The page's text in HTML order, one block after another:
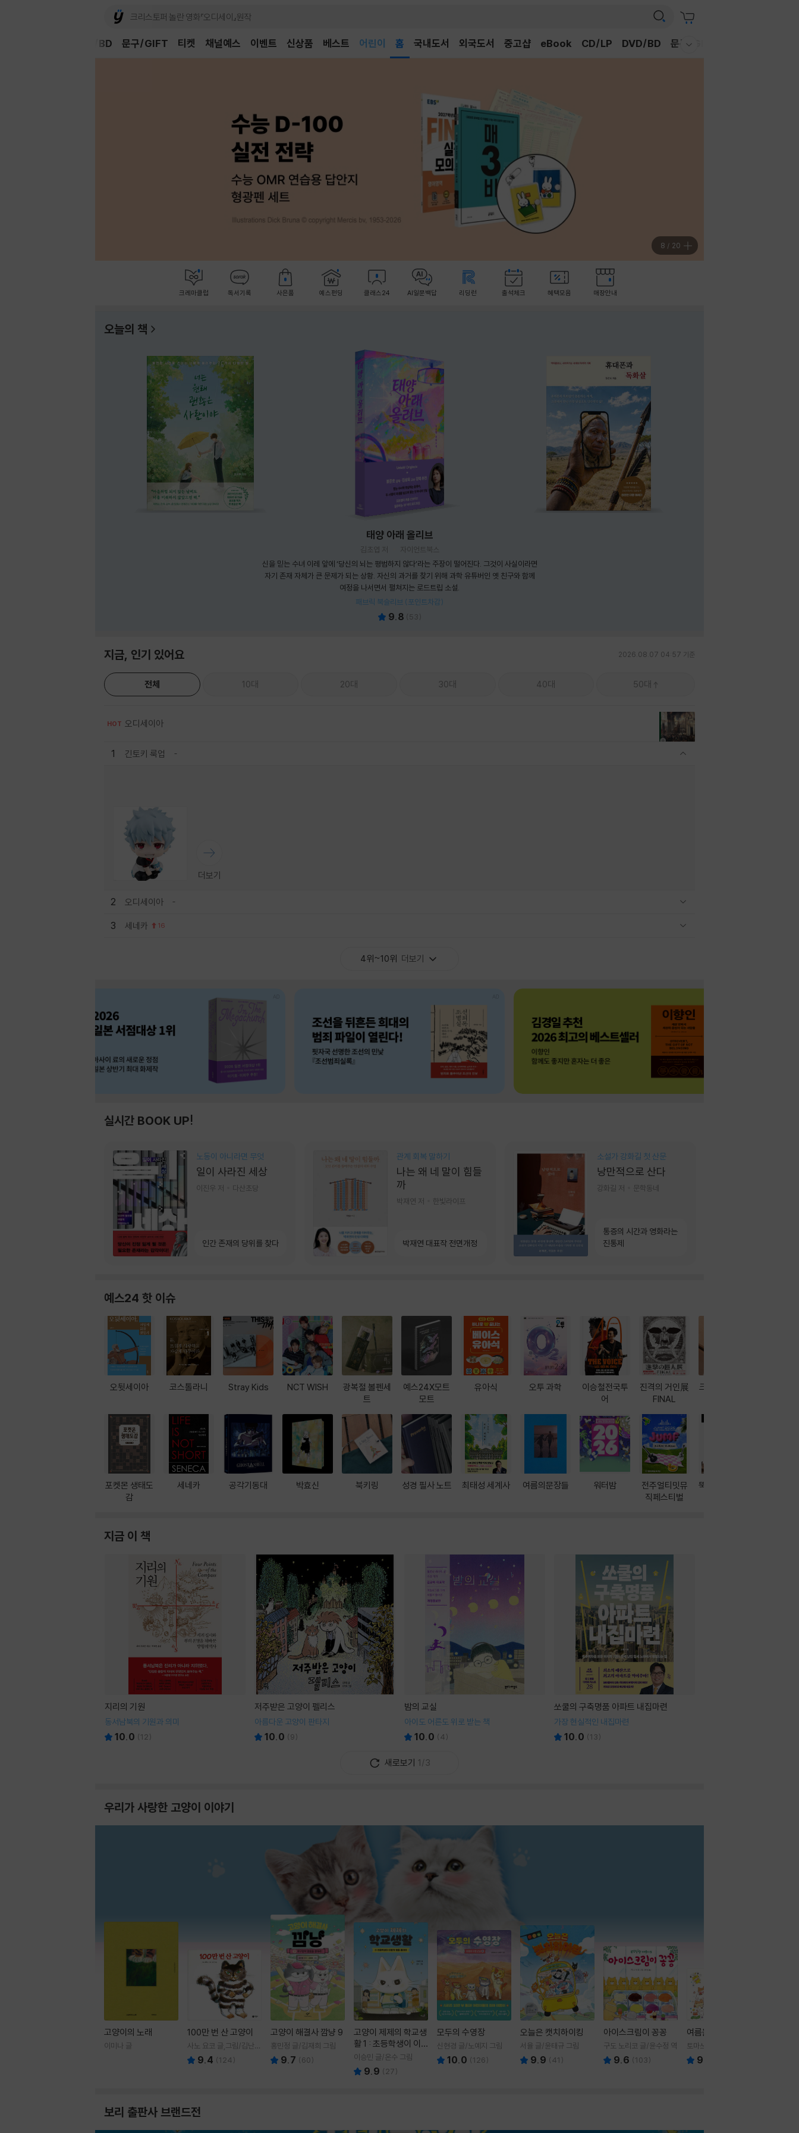
채널예스 이벤트 신상품 베스트
독후감
홈 국내도서 외국도서 중고샵 eBook CD/LP DVD/BD 문구/GIFT
DVD/BD 문구/GIFT 티켓
8 / 20
크레마클럽 독서기록 사은품 예스펀딩 클래스24 AI일문백답 리딩런 출석체크 혜택모음 매장안내
오늘의 책
태양 아래 올리브
김초엽 저
자이언트북스
신을 믿는 수녀 이레 앞에 ‘당신의 뇌는 평범하지 않다’라는 주장이 떨어진다. 그것이 사실이라면
자기 존재 자체가 큰 문제가 되는 상황. 자신의 과거를 찾기 위해 과학 유튜버인 옛 친구와 함께
여정을 나서면서 펼쳐지는 로드트립 소설.
패브릭 북슬리브 (포인트차감)
9.8 (53)
지금, 인기 있어요 2026.08.07 04:57 기준
전체 10대 20대 30대 40대 50대
HOT 오디세이아
1 긴토키 룩업
더보기
2 오디세이아
3 세네카 16
4위~10위 더보기
실시간 BOOK UP!
노동이 아니라면 무엇
일이 사라진 세상
이진우 저 다산초당
인간 존재의 당위를 찾다
관계 회복 말하기
나는 왜 네 말이 힘들
까
박재연 저 한빛라이프
박재연 대표작 전면개정
소설가 강화길 첫 산문
낭만적으로 산다
강화길 저 문학동네
통증의 시간과 영화라는
진통제
예스24 핫 이슈
오뒷세이아
포켓몬 생태도
감
코스톨라니
세네카
Stray Kids
공각기동대
NCT WISH
박효신
광복절 볼펜세
트
북키링
예스24X모트
모트
성경 필사 노트
유아식
최태성 세계사
오투 과학
여름의문장들
이승철전국투
어
워터밤
진격의 거인展
FINAL
전주얼티밋뮤
직페스티벌
크레마 이북 리
뚝딱! AI 3대장
지금 이 책
지리의 기원
동서남북의 기원과 의미
10.0 (12)
저주받은 고양이 펠리스
아름다운 고양이 판타지
10.0 (9)
밤의 교실
아이도 어른도 위로 받는 책
10.0 (4)
쏘쿨의 구축명품 아파트 내집마련
가장 현실적인 내집마련
10.0 (13)
새로보기 1/3
우리가 사랑한 고양이 이야기
고양이의 노래
이미나 글
100만 번 산 고양이
사노 요코 글,그림/김난주
역 9.4 (124)
고양이 해결사 깜냥 9
홍민정 글/김재희 그림
9.7 (60)
고양이 제제의 학교생
활 1 : 초등학생이 이
렇게 힘들 줄이야
이승민 글/온수 그림
9.9 ( 27)
모두의 수영장
신현경 글/노예지 그림
10.0 (126)
오늘은 캣치하이킹
서율 글/윤태규 그림
9.9 (41 )
아이스크림이 꽁꽁
구도 노리코 글/윤수정 역
9.6 (103)
여름을 부탁해
토마쓰리 글그림
9.8
보리 출판사 브랜드전